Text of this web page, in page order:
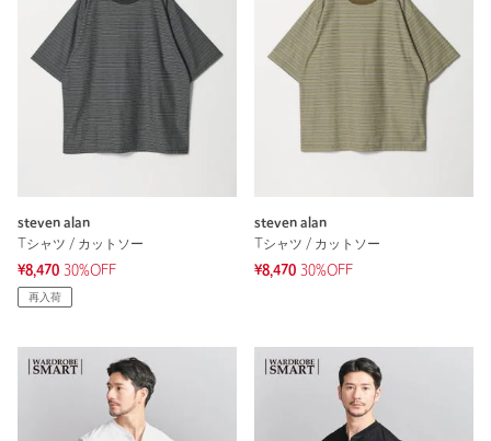
steven alan
Tシャツ / カットソー
¥8,470 30%OFF
再入荷
steven alan
Tシャツ / カットソー
¥8,470 30%OFF